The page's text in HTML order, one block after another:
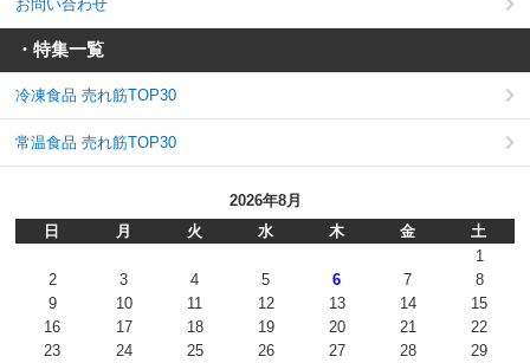
お問い合わせ
・特集一覧
冷凍食品 売れ筋TOP30
常温食品 売れ筋TOP30
2026年8月
日
月 火 水 木 金
土
1
2
3 4 5 6 7
8
9
10 11 12 13 14
15
16
17 18 19 20 21
22
23
24 25 26 27 28
29